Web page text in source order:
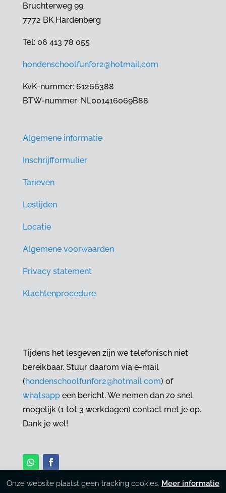
Bruchterweg 99
7772 BK Hardenberg
Tel: 06 413 78 055
hondenschoolfunfor2@hotmail.com
KvK-nummer: 61266388
BTW-nummer: NL001416069B88
Algemene informatie
Inschrijfformulier
Tarieven
Lestijden
Locatie
Algemene voorwaarden
Privacy statement
Klachtenprocedure
Tijdens het lesgeven zijn we telefonisch niet
bereikbaar. Stuur daarom via e-mail
(hondenschoolfunfor2@hotmail.com) of
whatsappeen bericht. We nemen dan zo snel
mogelijk (1 tot 3 werkdagen) contact met je op.
Dank je wel!
Onze website plaatst geen tracking cookies. Meer informatie